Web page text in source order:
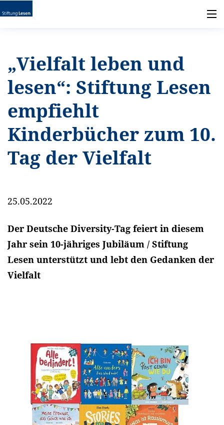
„Vielfalt leben und
lesen“: Stiftung Lesen
empfiehlt
Kinderbücher zum 10.
Tag der Vielfalt
25.05.2022
Der Deutsche Diversity-Tag feiert in diesem
Jahr sein 10-jähriges Jubiläum / Stiftung
Lesen unterstützt und lebt den Gedanken der
Vielfalt